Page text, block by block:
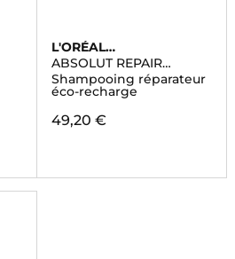
L'ORÉAL
PROFESSIONNEL
ABSOLUT REPAIR
MOLECULAR
Shampooing réparateur
éco-recharge
49,20 €